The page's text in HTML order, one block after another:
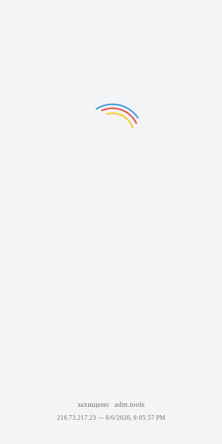
захищено adm.tools
216.73.217.23 — 8/6/2026, 9:05:57 PM